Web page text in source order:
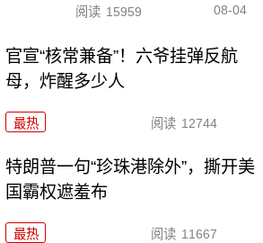
阅读 15959 08-04
官宣“核常兼备”！六爷挂弹反航
母，炸醒多少人
最热 阅读 12744
特朗普一句“珍珠港除外”，撕开美
国霸权遮羞布
最热 阅读 11667